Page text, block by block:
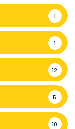
1
1
12
5
10